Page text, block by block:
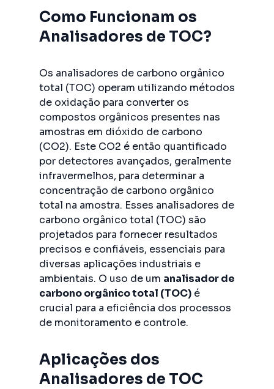
Como Funcionam os
Analisadores de TOC?
Os analisadores de carbono orgânico
total (TOC) operam utilizando métodos
de oxidação para converter os
compostos orgânicos presentes nas
amostras em dióxido de carbono
(CO2). Este CO2 é então quantificado
por detectores avançados, geralmente
infravermelhos, para determinar a
concentração de carbono orgânico
total na amostra. Esses analisadores de
carbono orgânico total (TOC) são
projetados para fornecer resultados
precisos e confiáveis, essenciais para
diversas aplicações industriais e
ambientais. O uso de um analisador de
carbono orgânico total (TOC) é
crucial para a eficiência dos processos
de monitoramento e controle.
Aplicações dos
Analisadores de TOC